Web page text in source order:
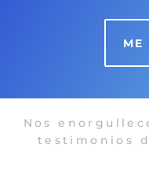
ME
Nos
testimonios